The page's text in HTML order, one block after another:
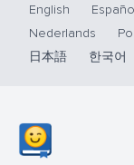
English
Nederlands
日本語
한국어